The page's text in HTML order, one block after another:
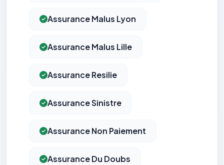
Assurance Malus Lyon
Assurance Malus Lille
Assurance Resilie
Assurance Sinistre
Assurance Non Paiement
Assurance Du Doubs